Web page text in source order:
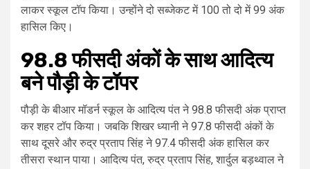
लाकर स्कूल टॉप किया। उन्होंने दो सब्जेकट में 100 तो दो में 99 अंक
हासिल किए।
98.8 फीसदी अंकों के साथ आदित्य
बने पौड़ी के टॉपर
पौड़ी के बीआर मॉडर्न स्कूल के आदित्य पंत ने 98.8 फीसदी अंक प्राप्त
कर शहर टॉप किया। जबकि शिखर ध्यानी ने 97.8 फीसदी अंकों के
साथ दूसरे और रुद्र प्रताप सिंह ने 97.4 फीसदी अंक हासिल कर
तीसरा स्थान पाया। आदित्य पंत, रुद्र प्रताप सिंह, शार्दुल बड़थ्वाल ने